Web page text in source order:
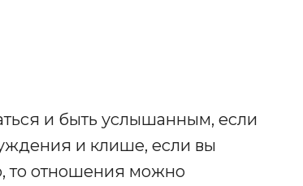
и быть услышанным, если
и клише, если вы
то отношения можно